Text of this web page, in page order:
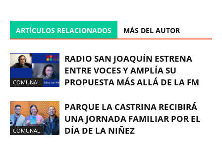
ARTÍCULOS RELACIONADOS MÁS DEL AUTOR
COMUNAL
RADIO SAN JOAQUÍN ESTRENA
ENTRE VOCES Y AMPLÍA SU
PROPUESTA MÁS ALLÁ DE LA FM
COMUNAL
PARQUE LA CASTRINA RECIBIRÁ
UNA JORNADA FAMILIAR POR EL
DÍA DE LA NIÑEZ